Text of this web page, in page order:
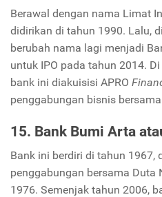
Berawal dengan nama Limat
didirikan di tahun 1990. Lalu,
berubah nama lagi menjadi
untuk IPO pada tahun 2014.
bank ini diakuisisi APRO
penggabungan bisnis
15. Bank Bumi Arta
Bank ini berdiri di tahun 1967,
penggabungan bersama Duta
1976. Semenjak tahun 2006,